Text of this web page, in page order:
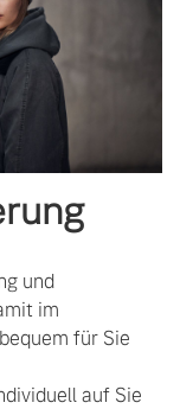
und
im
für Sie
auf Sie